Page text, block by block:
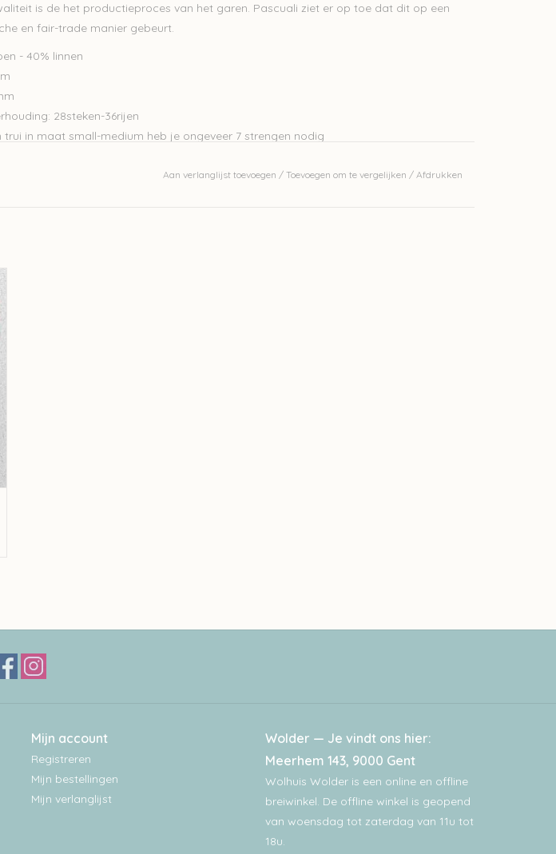
is de het productieproces van het garen. Pascuali ziet er op toe dat dit op een
en fair-trade manier gebeurt.
- 40% linnen
28steken-36rijen
trui in maat small-medium heb je ongeveer 7 strengen nodig
kleur op beeld kan afwijken van de werkelijke kleur.
Aan verlanglijst toevoegen / Toevoegen om te vergelijken / Afdrukken
Mijn account
Registreren
Mijn bestellingen
Mijn verlanglijst
Wolder — Je vindt ons hier:
Meerhem 143, 9000 Gent
Wolhuis Wolder is een online en offline
breiwinkel. De offline winkel is geopend
van woensdag tot zaterdag van 11u tot
18u.